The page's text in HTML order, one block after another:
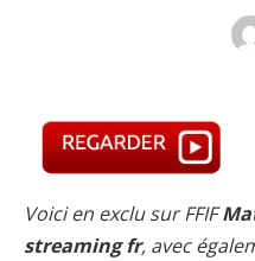
Voici en exclu sur FFIF
streaming fr, avec